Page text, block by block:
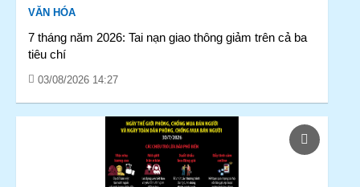
VĂN HÓA
7 tháng năm 2026: Tai nạn giao thông giảm trên cả ba
tiêu chí
03/08/2026 14:27